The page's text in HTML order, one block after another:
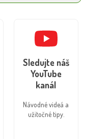
Sledujte náš
YouTube
kanál
Návodné videá a
užitočné tipy.